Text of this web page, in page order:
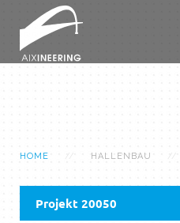
HOME HALLENBAU
Projekt 20050